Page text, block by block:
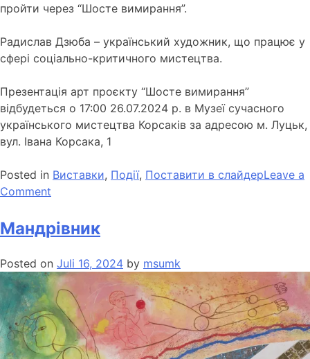
пройти через “Шосте вимирання”.
Радислав Дзюба – український художник, що працює у
сфері соціально-критичного мистецтва.
Презентація арт проєкту “Шосте вимирання”
відбудеться о 17:00 26.07.2024 р. в Музеї сучасного
українського мистецтва Корсаків за адресою м. Луцьк,
вул. Івана Корсака, 1
Posted in Виставки, Події, Поставити в слайдерLeave a
Comment
Мандрівник
Posted on Juli 16, 2024 by msumk